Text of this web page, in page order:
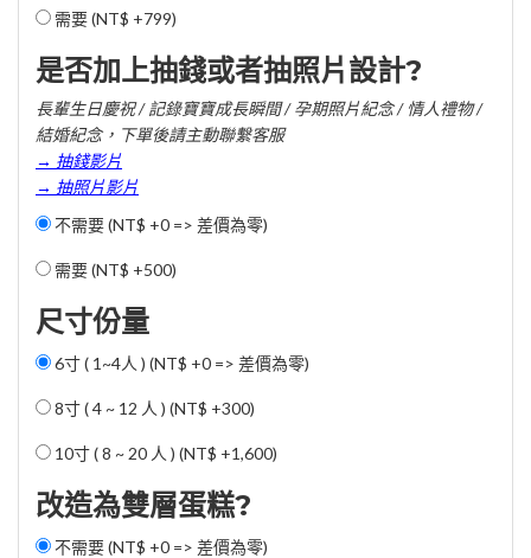
需要 (NT$ +799)
是否加上抽錢或者抽照片設計?
長輩生日慶祝 / 記錄寶寶成長瞬間 / 孕期照片紀念 / 情人禮物 /
結婚紀念，下單後請主動聯繫客服
→ 抽錢影片
→ 抽照片影片
不需要 (NT$ +0 => 差價為零)
需要 (NT$ +500)
尺寸份量
6寸 ( 1~4人 ) (NT$ +0 => 差價為零)
8寸 ( 4 ~ 12 人 ) (NT$ +300)
10寸 ( 8 ~ 20 人 ) (NT$ +1,600)
改造為雙層蛋糕?
不需要 (NT$ +0 => 差價為零)